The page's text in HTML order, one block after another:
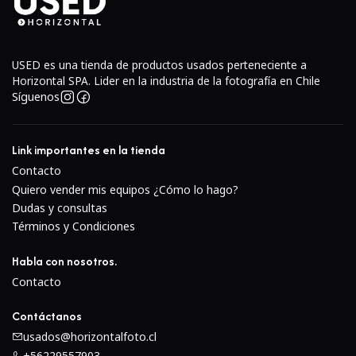
Cámara de formato medio
Incluye lenteCarl Zeiss Sonnar 250mm f/5.6de alto
rendimiento.
Óptica Zeiss con gran nitidez, contraste y
reproducción de color.
Sistema modular: respaldos, visores y lentes
intercambiables.
Obturador central en el lente, con
flash a todas las velocidades
Construcción metálica robusta, diseñada para uso
Compatible con una amplia gama de lentes y
accesorios Hasselblad serie V.
USED es una tienda de productos usados perteneciente a
Horizontal SPA. Lider en la industria de la fotografía en Chile
Síguenos
Link importantes en la tienda
Contacto
Quiero vender mis equipos ¿Cómo lo hago?
Dudas y consultas
Términos y Condiciones
Habla con nosotros.
Contacto
Contáctanos
usados@horizontalfoto.cl